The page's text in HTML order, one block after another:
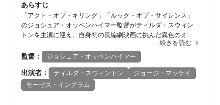
あらすじ
「アクト・オブ・キリング」「ルック・オブ・サイレンス」
のジョシュア・オッペンハイマー監督がティルダ・スウィン
トンを主演に迎え、自身初の長編劇映画に挑んだ異色のミ...
続きを読む
監督： ジョシュア・オッペンハイマー
出演者： ティルダ・スウィントン
ジョージ・マッケイ
モーゼス・イングラム